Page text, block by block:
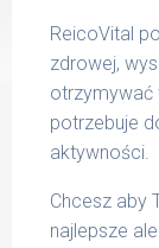
ReicoVital
zdrowej,
otrzymywać
potrzebuje
aktywności.
Chcesz aby
najlepsze